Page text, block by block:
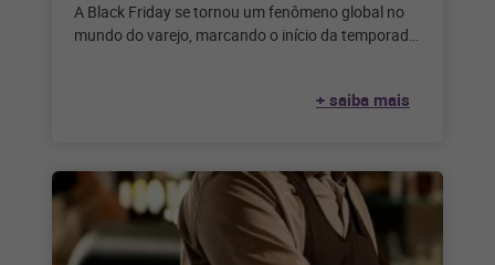
A Black Friday se tornou um fenômeno global no
mundo do varejo, marcando o início da temporada
+ saiba mais